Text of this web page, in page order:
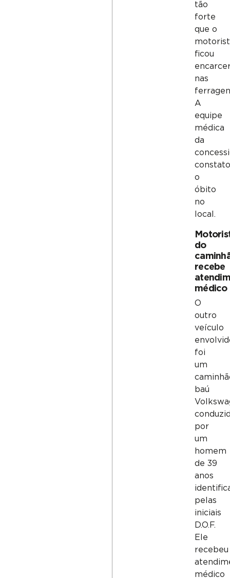
tão
forte
que o
ficou
nas
A
equipe
médica
da
o
óbito
no
local.
do
recebe
médico
O
outro
veículo
foi
um
baú
por
um
homem
de 39
anos
pelas
iniciais
D.O.F.
Ele
recebeu
médico